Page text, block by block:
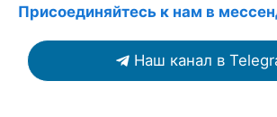
Присоединяйтесь к нам в
Наш канал в